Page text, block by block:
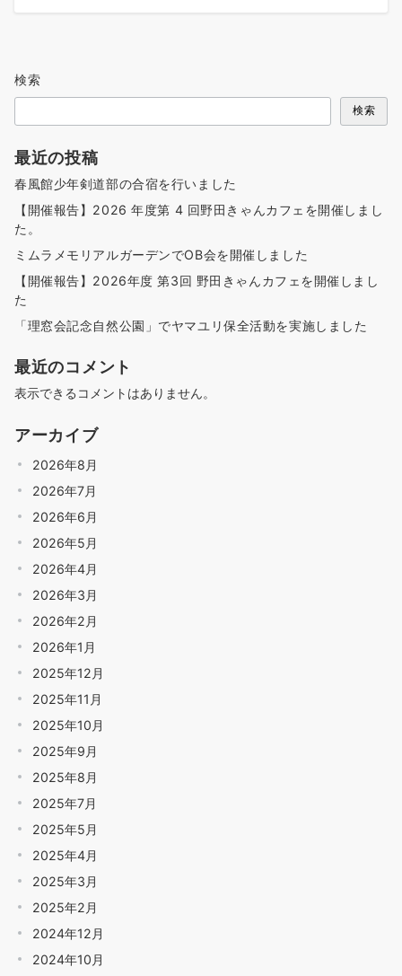
検索
検索
最近の投稿
春風館少年剣道部の合宿を行いました
【開催報告】2026 年度第 4 回野田きゃんカフェを開催しまし
た。
ミムラメモリアルガーデンでOB会を開催しました
【開催報告】2026年度 第3回 野田きゃんカフェを開催しまし
た
「理窓会記念自然公園」でヤマユリ保全活動を実施しました
最近のコメント
表示できるコメントはありません。
アーカイブ
2026年8月
2026年7月
2026年6月
2026年5月
2026年4月
2026年3月
2026年2月
2026年1月
2025年12月
2025年11月
2025年10月
2025年9月
2025年8月
2025年7月
2025年5月
2025年4月
2025年3月
2025年2月
2024年12月
2024年10月